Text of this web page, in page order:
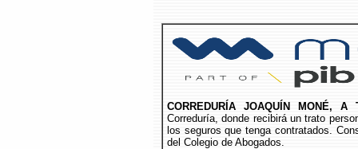
CORREDURÍA JOAQUÍN MONÉ, A
Correduría, donde recibirá un trato
los seguros que tenga contratados.
del Colegio de Abogados.